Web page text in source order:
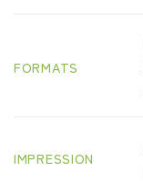
FORMATS
IMPRESSION